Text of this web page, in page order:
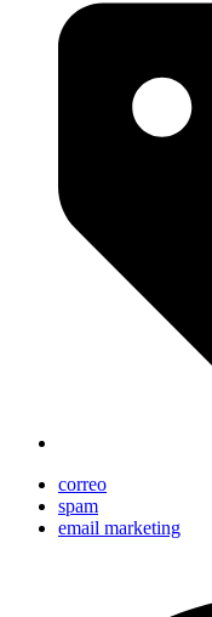
correo
spam
email marketing